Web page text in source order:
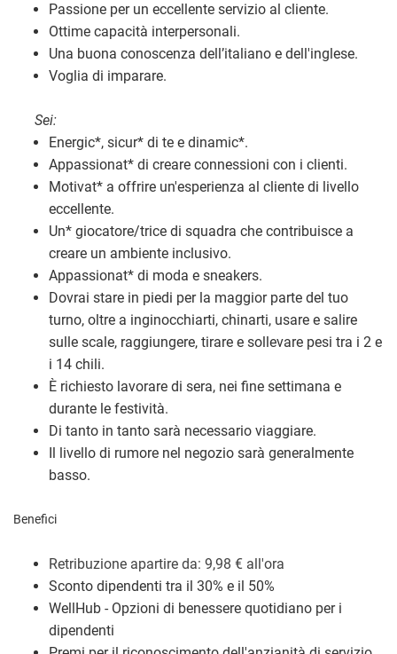
Passione per un eccellente servizio al cliente.
Ottime capacità interpersonali.
Una buona conoscenza dell’italiano e dell'inglese.
Voglia di imparare.
Sei:
Energic*, sicur* di te e dinamic*.
Appassionat* di creare connessioni con i clienti.
Motivat* a offrire un'esperienza al cliente di livello
eccellente.
Un* giocatore/trice di squadra che contribuisce a
creare un ambiente inclusivo.
Appassionat* di moda e sneakers.
Dovrai stare in piedi per la maggior parte del tuo
turno, oltre a inginocchiarti, chinarti, usare e salire
sulle scale, raggiungere, tirare e sollevare pesi tra i 2 e
i 14 chili.
È richiesto lavorare di sera, nei fine settimana e
durante le festività.
Di tanto in tanto sarà necessario viaggiare.
Il livello di rumore nel negozio sarà generalmente
basso.
Benefici
Retribuzione apartire da: 9,98 € all'ora
Sconto dipendenti tra il 30% e il 50%
WellHub - Opzioni di benessere quotidiano per i
dipendenti